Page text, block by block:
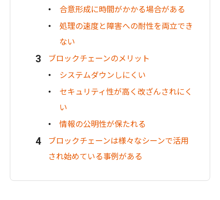
合意形成に時間がかかる場合がある
処理の速度と障害への耐性を両立でき
ない
ブロックチェーンのメリット
システムダウンしにくい
セキュリティ性が高く改ざんされにく
い
情報の公明性が保たれる
ブロックチェーンは様々なシーンで活用
され始めている事例がある